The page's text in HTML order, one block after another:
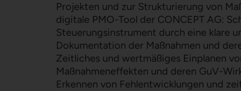
Projekten und zur Strukturierung von
digitale PMO-Tool der CONCEPT AG:
Steuerungsinstrument durch eine klare
Dokumentation der Maßnahmen und
Zeitliches und wertmäßiges Einplanen
Maßnahmeneffekten und deren GuV-
Erkennen von Fehlentwicklungen und